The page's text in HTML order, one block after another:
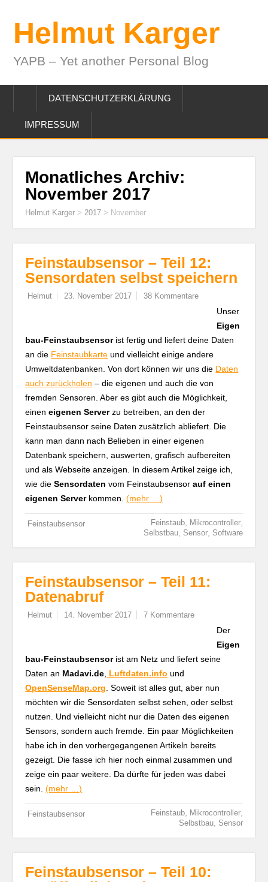
Helmut Karger
YAPB – Yet another Personal Blog
DATENSCHUTZERKLÄRUNG
IMPRESSUM
Monatliches Archiv:
November 2017
Helmut Karger >2017 > November
Feinstaubsensor – Teil 12:
Sensordaten selbst speichern
Helmut 23. November 2017 38 Kommentare
Unser
Eigen
bau-Feinstaubsensorist fertig und liefert deine Daten
an die Feinstaubkarte und vielleicht einige andere
Umweltdatenbanken. Von dort können wir uns die Daten
auch zurückholen – die eigenen und auch die von
fremden Sensoren. Aber es gibt auch die Möglichkeit,
eineneigenen Serverzu betreiben, an den der
Feinstaubsensor seine Daten zusätzlich abliefert. Die
kann man dann nach Belieben in einer eigenen
Datenbank speichern, auswerten, grafisch aufbereiten
und als Webseite anzeigen. In diesem Artikel zeige ich,
wie dieSensordaten vom Feinstaubsensorauf einen
eigenen Serverkommen.(mehr …)
Feinstaubsensor Feinstaub, Mikrocontroller,
Selbstbau, Sensor, Software
Feinstaubsensor – Teil 11:
Datenabruf
Helmut 14. November 2017 7 Kommentare
Der
Eigen
bau-Feinstaubsensorist am Netz und liefert seine
Daten an Madavi.de Luftdaten.info und
OpenSenseMap.org . Soweit ist alles gut, aber nun
möchten wir die Sensordaten selbst sehen, oder selbst
nutzen. Und vielleicht nicht nur die Daten des eigenen
Sensors, sondern auch fremde. Ein paar Möglichkeiten
habe ich in den vorhergegangenen Artikeln bereits
gezeigt. Die fasse ich hier noch einmal zusammen und
zeige ein paar weitere. Da dürfte für jeden was dabei
sein.(mehr …)
Feinstaubsensor Feinstaub, Mikrocontroller,
Selbstbau, Sensor
Feinstaubsensor – Teil 10: